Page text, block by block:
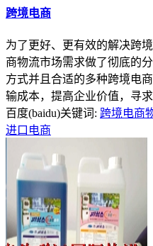
跨境电商
为了更好、更有效的解决跨
商物流市场需求做了彻底的
方式并且合适的多种跨境电
输成本，提高企业价值，寻
百度(baidu)关键词: 跨境电商
进口电商